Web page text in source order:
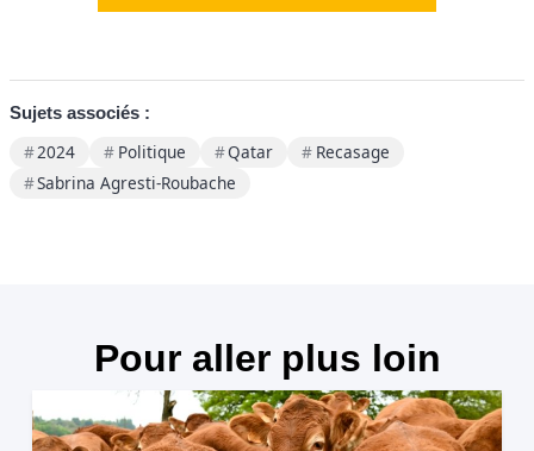
Sujets associés :
2024 Politique Qatar
Recasage
Sabrina Agresti-Roubache
Pour aller plus loin